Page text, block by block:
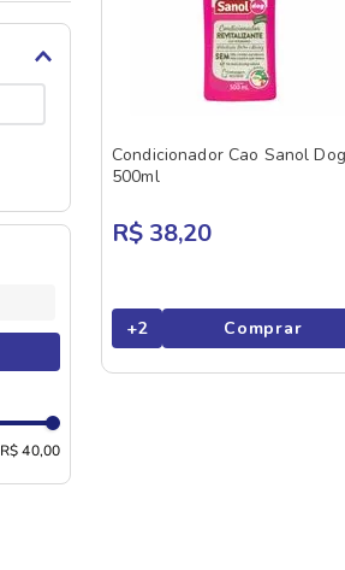
R$ 40,00
Condicionador Cao Sanol Dog
500ml
R$ 38,20
+2 Comprar